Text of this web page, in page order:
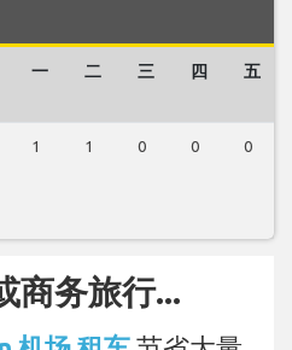
一 二 三 四 五
1 1 0 0 0
商务旅行...